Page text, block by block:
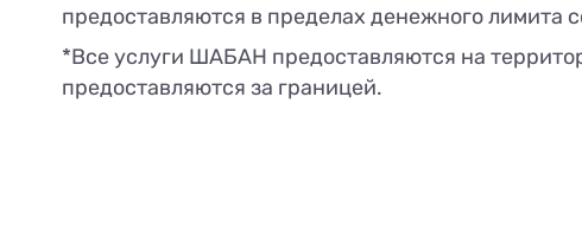
предоставляются в пределах денежного лимита
*Все услуги ШАБАН предоставляются на
предоставляются за границей.